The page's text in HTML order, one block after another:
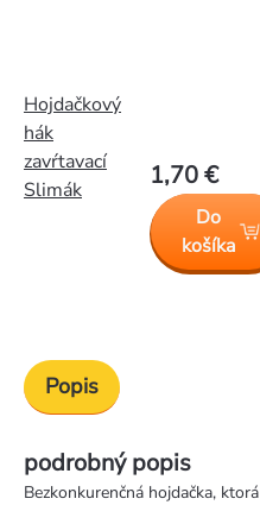
Hojdačkový
hák
zavŕtavací
Slimák
1,70 €
Do
košíka
Popis
podrobný popis
Bezkonkurenčná hojdačka,